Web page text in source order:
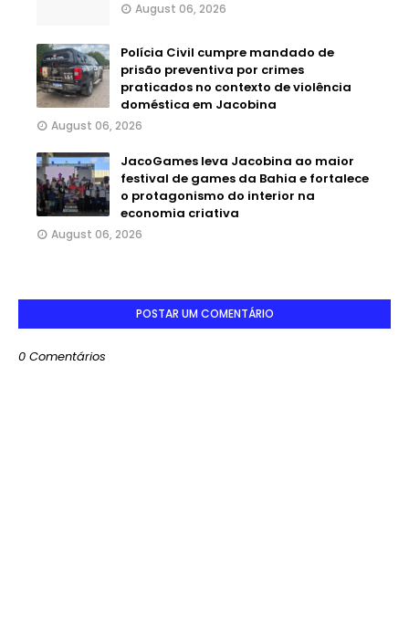
August 06, 2026
Polícia Civil cumpre mandado de
prisão preventiva por crimes
praticados no contexto de violência
doméstica em Jacobina
August 06, 2026
JacoGames leva Jacobina ao maior
festival de games da Bahia e fortalece
o protagonismo do interior na
economia criativa
August 06, 2026
POSTAR UM COMENTÁRIO
0 Comentários